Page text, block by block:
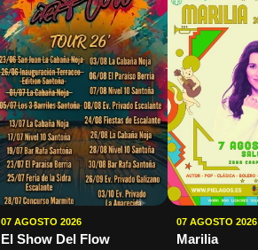
07 AGOSTO 2026
El Show Del Flow
07 AGOSTO 2026
Marilia